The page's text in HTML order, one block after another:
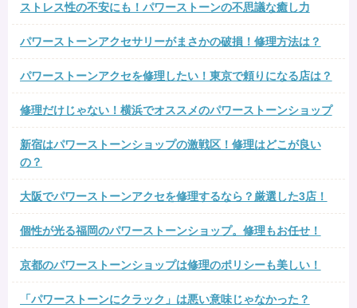
ストレス性の不安にも！パワーストーンの不思議な癒し力
パワーストーンアクセサリーがまさかの破損！修理方法は？
パワーストーンアクセを修理したい！東京で頼りになる店は？
修理だけじゃない！横浜でオススメのパワーストーンショップ
新宿はパワーストーンショップの激戦区！修理はどこが良い
の？
大阪でパワーストーンアクセを修理するなら？厳選した3店！
個性が光る福岡のパワーストーンショップ。修理もお任せ！
京都のパワーストーンショップは修理のポリシーも美しい！
「パワーストーンにクラック」は悪い意味じゃなかった？